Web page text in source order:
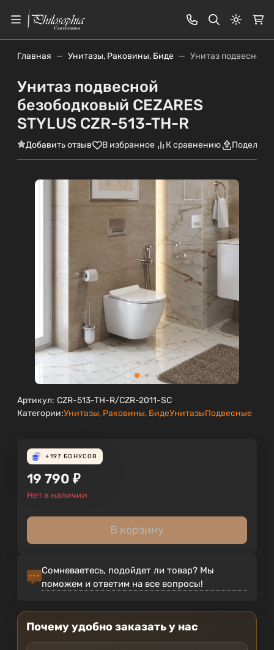
Главная Унитазы, Раковины, Биде Унитаз подвесной
Унитаз подвесной
безободковый CEZARES
STYLUS CZR-513-TH-R
Добавить отзыв В избранное К сравнению
Артикул: CZR-513-TH-R/CZR-2011-SC
Категории:Унитазы, Раковины, БидеУнитазыПодвесные
+197 БОНУСОВ
19 790 ₽
Нет в наличии
В корзину
Сомневаетесь, подойдет ли товар? Мы
поможем и ответим на все вопросы!
Почему удобно заказать у нас